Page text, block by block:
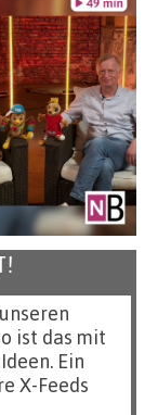
ist das mit
Ein
X-Feeds